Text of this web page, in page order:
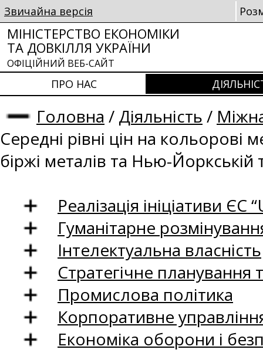
Звичайна версія
МІНІСТЕРСТВО ЕКОНОМІКИ
ТА ДОВКІЛЛЯ УКРАЇНИ
ОФІЦІЙНИЙ ВЕБ-САЙТ
ПРО НАС
Головна / Діяльність /
Середні рівні цін на кольорові
біржі металів та Нью-Йоркській
Реалізація ініціативи ЄС
Гуманітарне
Інтелектуальна власність
Стратегічне
Промислова політика
Корпоративне
Економіка оборони і